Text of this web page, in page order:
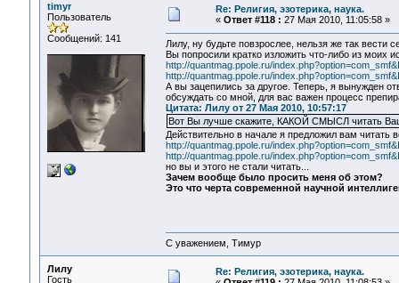
timyr
Пользователь
Сообщений: 141
Re: Религия, эзотерика, наука.
« Ответ #118 : 27 Мая 2010, 11:05:58 »
Лилу, ну будьте повзрослее, нельзя же так вести
Вы попросили кратко изложить что-либо из моих
http://quantmag.ppole.ru/
http://quantmag.ppole.ru/
А вы зацепились за другое. Теперь, я вынужден
обсуждать со мной, для вас важен процесс
Цитата: Лилу от 27 Мая 2010, 10:57:17
Вот Вы лучше скажите, КАКОЙ СМЫСЛ читать
Действительно в начале я предложил вам
http://quantmag.ppole.ru/
http://quantmag.ppole.ru/
но вы и этого не стали читать...
Зачем вообще было просить меня об этом?
Это что черта современной научной
С уважением, Тимур
Лилу
Гость
Re: Религия, эзотерика, наука.